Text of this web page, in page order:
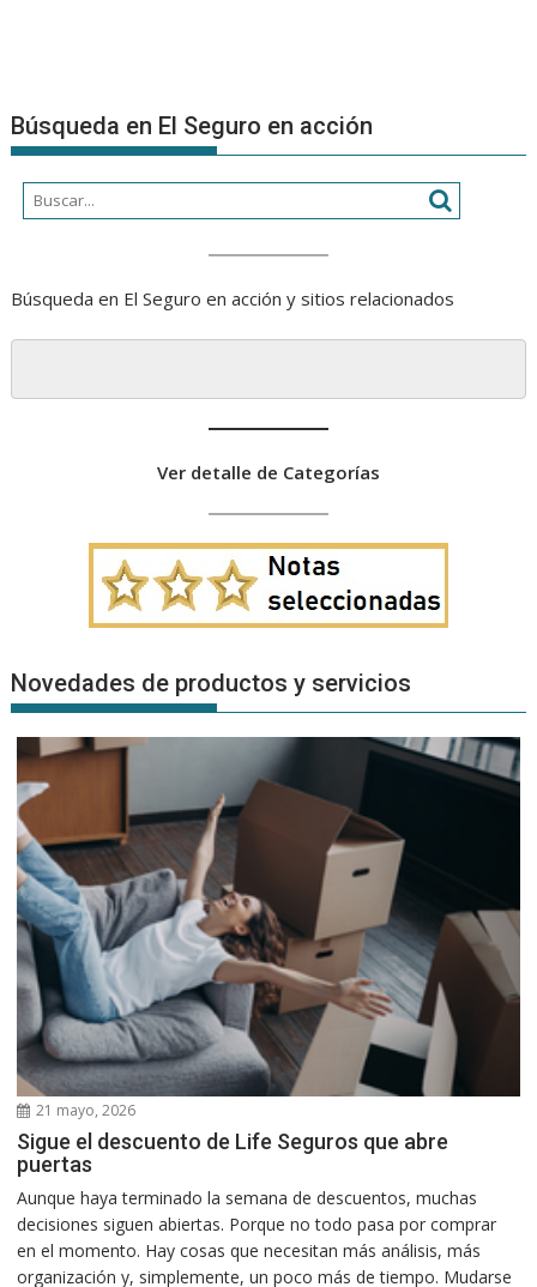
Búsqueda en El Seguro en acción
Búsqueda en El Seguro en acción y sitios relacionados
Ver detalle de Categorías
Novedades de productos y servicios
21 mayo, 2026
Sigue el descuento de Life Seguros que abre
puertas
Aunque haya terminado la semana de descuentos, muchas
decisiones siguen abiertas. Porque no todo pasa por comprar
en el momento. Hay cosas que necesitan más análisis, más
organización y, simplemente, un poco más de tiempo. Mudarse